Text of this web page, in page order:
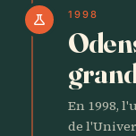
science 1998
En 1998,
de